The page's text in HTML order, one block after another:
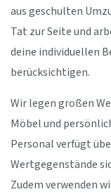
aus geschulten
Tat zur Seite und
deine individuellen
berücksichtigen.
Wir legen großen
Möbel und
Personal verfügt
Wertgegenstände
Zudem verwenden